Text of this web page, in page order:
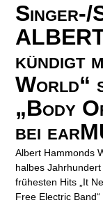
Singer-/
kündigt
World“
„Body
bei
Albert Hammonds
halbes
frühesten Hits „It
Free Electric